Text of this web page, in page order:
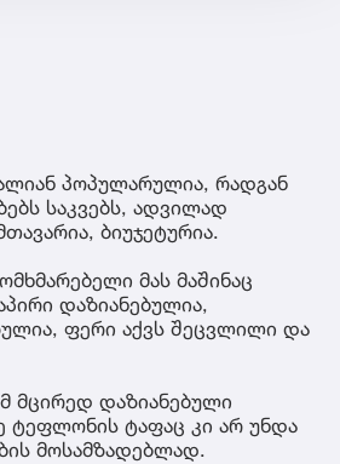
პოპულარულია, რადგან
საკვებს, ადვილად
ბიუჯეტურია.
მას მაშინაც
დაზიანებულია,
ფერი აქვს შეცვლილი და
მცირედ დაზიანებული
ტეფლონის ტაფაც კი არ უნდა
მოსამზადებლად.